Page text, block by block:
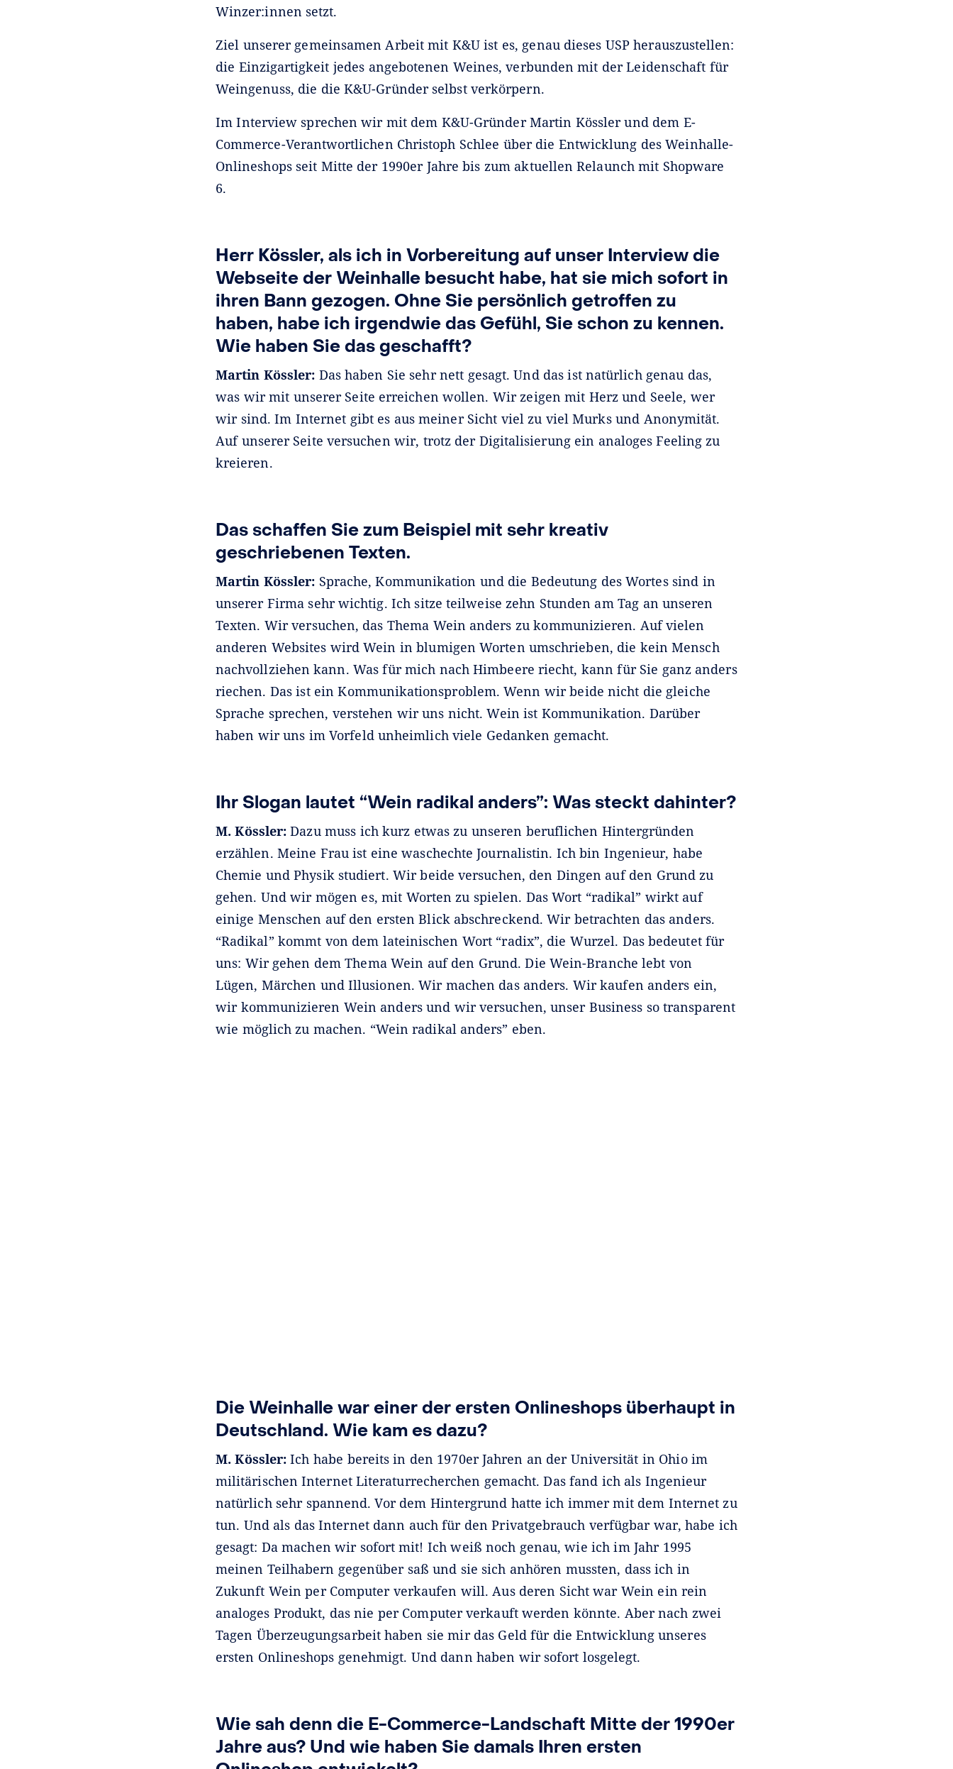
Winzer:innen setzt.
Ziel unserer gemeinsamen Arbeit mit K&U ist es, genau dieses USP herauszustellen:
die Einzigartigkeit jedes angebotenen Weines, verbunden mit der Leidenschaft für
Weingenuss, die die K&U-Gründer selbst verkörpern.
Im Interview sprechen wir mit dem K&U-Gründer Martin Kössler und dem E-
Commerce-Verantwortlichen Christoph Schlee über die Entwicklung des Weinhalle-
Onlineshops seit Mitte der 1990er Jahre bis zum aktuellen Relaunch mit Shopware
6.
Herr Kössler, als ich in Vorbereitung auf unser Interview die
Webseite der Weinhalle besucht habe, hat sie mich sofort in
ihren Bann gezogen. Ohne Sie persönlich getroffen zu
haben, habe ich irgendwie das Gefühl, Sie schon zu kennen.
Wie haben Sie das geschafft?
Martin Kössler: Das haben Sie sehr nett gesagt. Und das ist natürlich genau das,
was wir mit unserer Seite erreichen wollen. Wir zeigen mit Herz und Seele, wer
wir sind. Im Internet gibt es aus meiner Sicht viel zu viel Murks und Anonymität.
Auf unserer Seite versuchen wir, trotz der Digitalisierung ein analoges Feeling zu
kreieren.
Das schaffen Sie zum Beispiel mit sehr kreativ
geschriebenen Texten.
Martin Kössler: Sprache, Kommunikation und die Bedeutung des Wortes sind in
unserer Firma sehr wichtig. Ich sitze teilweise zehn Stunden am Tag an unseren
Texten. Wir versuchen, das Thema Wein anders zu kommunizieren. Auf vielen
anderen Websites wird Wein in blumigen Worten umschrieben, die kein Mensch
nachvollziehen kann. Was für mich nach Himbeere riecht, kann für Sie ganz anders
riechen. Das ist ein Kommunikationsproblem. Wenn wir beide nicht die gleiche
Sprache sprechen, verstehen wir uns nicht. Wein ist Kommunikation. Darüber
haben wir uns im Vorfeld unheimlich viele Gedanken gemacht.
Ihr Slogan lautet “Wein radikal anders”: Was steckt dahinter?
M. Kössler: Dazu muss ich kurz etwas zu unseren beruflichen Hintergründen
erzählen. Meine Frau ist eine waschechte Journalistin. Ich bin Ingenieur, habe
Chemie und Physik studiert. Wir beide versuchen, den Dingen auf den Grund zu
gehen. Und wir mögen es, mit Worten zu spielen. Das Wort “radikal” wirkt auf
einige Menschen auf den ersten Blick abschreckend. Wir betrachten das anders.
“Radikal” kommt von dem lateinischen Wort “radix”, die Wurzel. Das bedeutet für
uns: Wir gehen dem Thema Wein auf den Grund. Die Wein-Branche lebt von
Lügen, Märchen und Illusionen. Wir machen das anders. Wir kaufen anders ein,
wir kommunizieren Wein anders und wir versuchen, unser Business so transparent
wie möglich zu machen. “Wein radikal anders” eben.
Die Weinhalle war einer der ersten Onlineshops überhaupt in
Deutschland. Wie kam es dazu?
M. Kössler: Ich habe bereits in den 1970er Jahren an der Universität in Ohio im
militärischen Internet Literaturrecherchen gemacht. Das fand ich als Ingenieur
natürlich sehr spannend. Vor dem Hintergrund hatte ich immer mit dem Internet zu
tun. Und als das Internet dann auch für den Privatgebrauch verfügbar war, habe ich
gesagt: Da machen wir sofort mit! Ich weiß noch genau, wie ich im Jahr 1995
meinen Teilhabern gegenüber saß und sie sich anhören mussten, dass ich in
Zukunft Wein per Computer verkaufen will. Aus deren Sicht war Wein ein rein
analoges Produkt, das nie per Computer verkauft werden könnte. Aber nach zwei
Tagen Überzeugungsarbeit haben sie mir das Geld für die Entwicklung unseres
ersten Onlineshops genehmigt. Und dann haben wir sofort losgelegt.
Wie sah denn die E-Commerce-Landschaft Mitte der 1990er
Jahre aus? Und wie haben Sie damals Ihren ersten